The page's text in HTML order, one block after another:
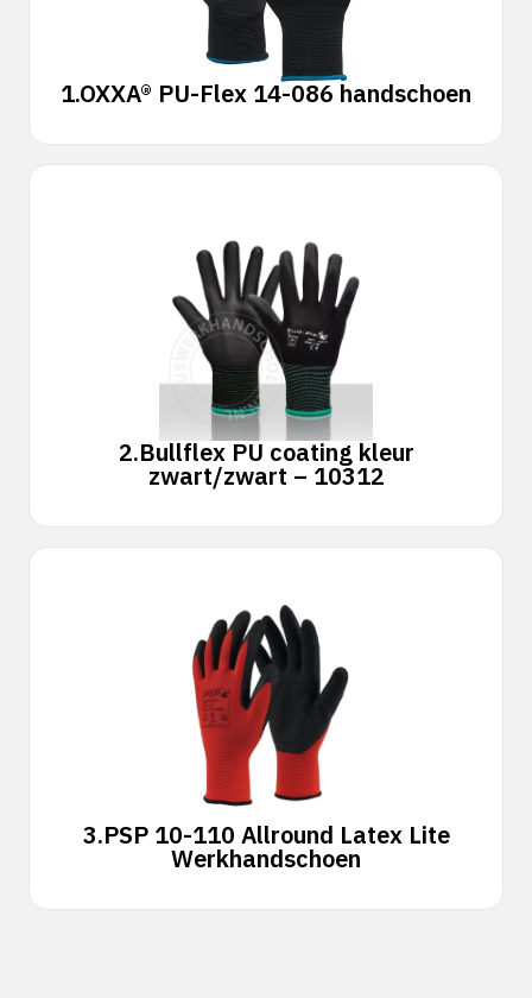
1.OXXA® PU-Flex 14-086 handschoen
2.Bullflex PU coating kleur
zwart/zwart – 10312
3.PSP 10-110 Allround Latex Lite
Werkhandschoen